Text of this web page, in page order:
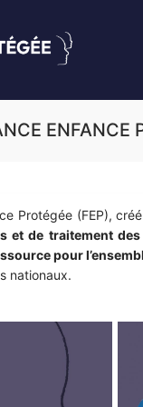
ENFANCE
Protégée (FEP),
et de traitement
pour
nationaux.